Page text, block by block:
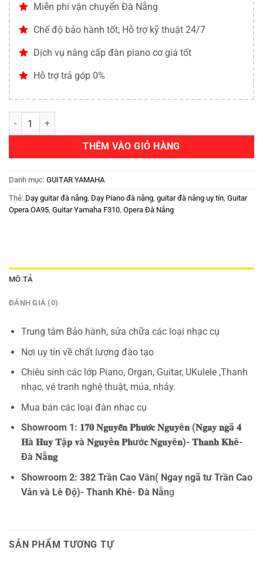
Miễn phí vận chuyển Đà Nẵng
Chế độ bảo hành tốt, Hỗ trợ kỹ thuật 24/7
Dịch vụ nâng cấp đàn piano cơ giá tốt
Hỗ trợ trả góp 0%
THÊM VÀO GIỎ HÀNG
Danh mục: GUITAR YAMAHA
Thẻ: Dạy guitar đà nẵng, Dạy Piano đà nẵng, guitar đà nẵng uy tín, Guitar
Opera OA95, Guitar Yamaha F310, Opera Đà Nẵng
MÔ TẢ
ĐÁNH GIÁ (0)
Trung tâm Bảo hành, sửa chữa các loại nhạc cụ
Nơi uy tín về chất lượng đào tạo
Chiêu sinh các lớp Piano, Organ, Guitar, UKulele ,Thanh
nhạc, vé tranh nghệ thuật, múa, nhảy.
Mua bán các loại đàn nhạc cụ
Showroom 1: 𝟏𝟕𝟎 𝐍𝐠𝐮𝐲𝐞̂̃𝐧 𝐏𝐡𝐮̛𝐨̛́𝐜 𝐍𝐠𝐮𝐲ê𝐧 (𝐍𝐠𝐚𝐲 𝐧𝐠ã 𝟒
𝐇à 𝐇𝐮𝐲 𝐓ậ𝐩 𝐯à 𝐍𝐠𝐮𝐲ễ𝐧 𝐏𝐡ướ𝐜 𝐍𝐠𝐮𝐲ê𝐧)- 𝐓𝐡𝐚𝐧𝐡 𝐊𝐡ê-
Đà 𝐍ẵ𝐧𝐠
Showroom 2: 382 Trần Cao Vân( Ngay ngã tư Trần Cao
Vân và Lê Độ)- Thanh Khê- Đà Nẵng
SẢN PHẨM TƯƠNG TỰ